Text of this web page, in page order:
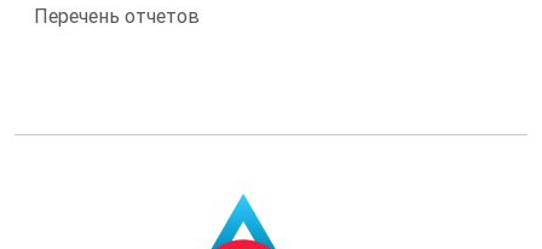
Перечень отчетов